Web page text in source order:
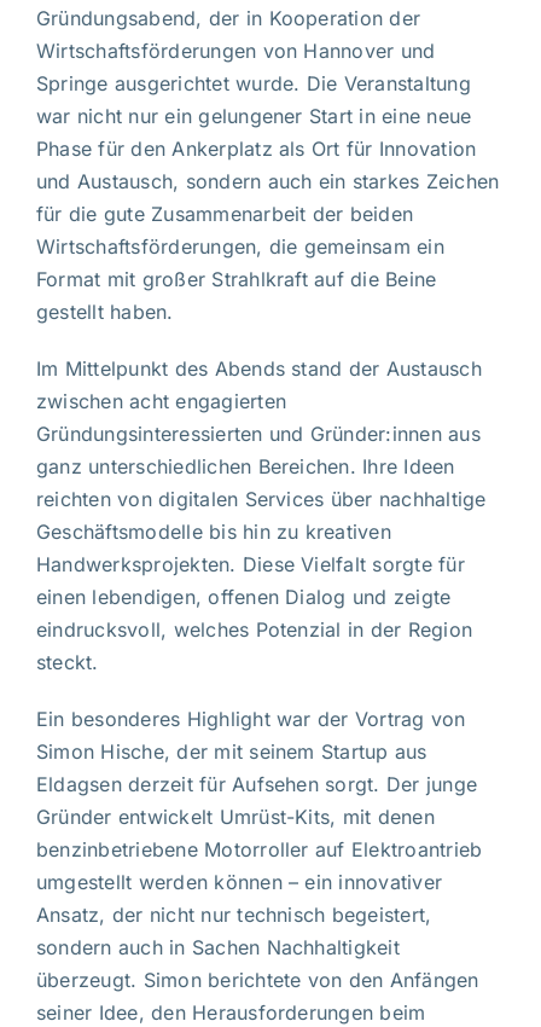
Gründungsabend, der in Kooperation der
Wirtschaftsförderungen von Hannover und
Springe ausgerichtet wurde. Die Veranstaltung
war nicht nur ein gelungener Start in eine neue
Phase für den Ankerplatz als Ort für Innovation
und Austausch, sondern auch ein starkes Zeichen
für die gute Zusammenarbeit der beiden
Wirtschaftsförderungen, die gemeinsam ein
Format mit großer Strahlkraft auf die Beine
gestellt haben.
Im Mittelpunkt des Abends stand der Austausch
zwischen acht engagierten
Gründungsinteressierten und Gründer:innen aus
ganz unterschiedlichen Bereichen. Ihre Ideen
reichten von digitalen Services über nachhaltige
Geschäftsmodelle bis hin zu kreativen
Handwerksprojekten. Diese Vielfalt sorgte für
einen lebendigen, offenen Dialog und zeigte
eindrucksvoll, welches Potenzial in der Region
steckt.
Ein besonderes Highlight war der Vortrag von
Simon Hische, der mit seinem Startup aus
Eldagsen derzeit für Aufsehen sorgt. Der junge
Gründer entwickelt Umrüst-Kits, mit denen
benzinbetriebene Motorroller auf Elektroantrieb
umgestellt werden können – ein innovativer
Ansatz, der nicht nur technisch begeistert,
sondern auch in Sachen Nachhaltigkeit
überzeugt. Simon berichtete von den Anfängen
seiner Idee, den Herausforderungen beim